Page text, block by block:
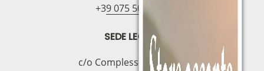
+39 075 5094797
SEDE LEGALE
c/o Complesso S.Manno